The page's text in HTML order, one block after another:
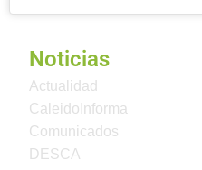
Noticias
Actualidad
CaleidoInforma
Comunicados
DESCA